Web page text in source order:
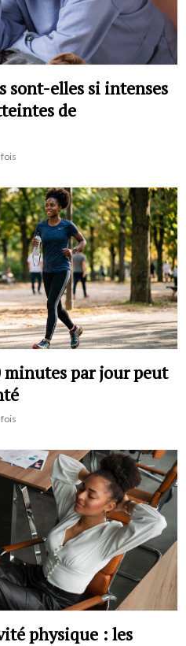
sont-elles si intenses
de
par jour peut
physique : les